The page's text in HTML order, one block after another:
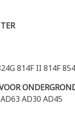
814F II 814F
AD30 AD45